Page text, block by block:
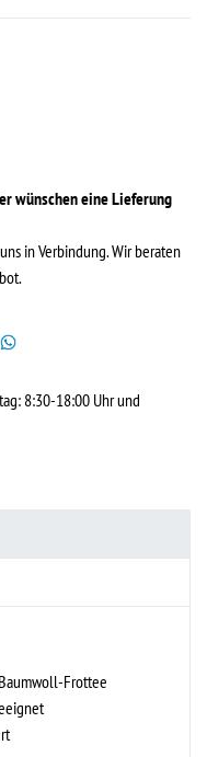
wünschen eine Lieferung
in Verbindung. Wir beraten
8:30-18:00 Uhr und
Frottee